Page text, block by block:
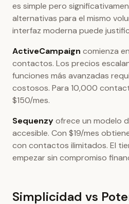
es simple pero
alternativas para el mismo
interfaz moderna puede
ActiveCampaign comienza
contactos. Los precios
funciones más avanzadas
costosos. Para 10,000
$150/mes.
Sequenzyofrece un modelo
accesible. Con $19/mes
con contactos ilimitados. El
empezar sin compromiso
Simplicidad vs